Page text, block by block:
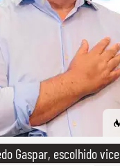
Gaspar, escolhido vice